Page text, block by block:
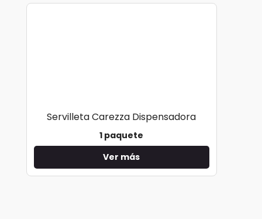
Servilleta Carezza Dispensadora
1 paquete
Ver más